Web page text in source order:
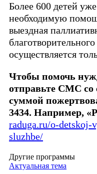
Более 600 детей
необходимую
выездная
осуществляется
Чтобы помочь
отправьте СМС со
суммой
3434. Например,
raduga.ru/o-
sluzhbe/
Другие программы
Актуальная тема